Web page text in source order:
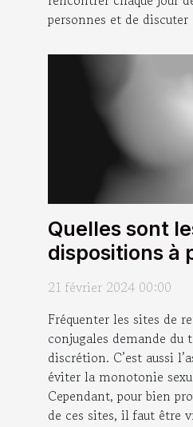
personnes et de discuter
Quelles sont
dispositions à
pour profiter
rencontres
conjugales
son couple ?
21 février 2024 00:00
Fréquenter les sites de
conjugales demande du
discrétion. C’est aussi
éviter la monotonie
Cependant, pour bien
de ces sites, il faut être